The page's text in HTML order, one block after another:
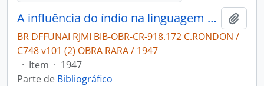
A influência do índio na linguagem brasileira conferência: proferida pelo Prof. Nelson de Senna da Universidade de Minas Gerais, na sessão de encerramento da Semana do Índio, a 30 de abril de 1946.
BR DFFUNAI RJMI BIB-OBR-CR-918.172 C.RONDON /
C748 v101 (2) OBRA RARA / 1947
· Item · 1947
Parte de Bibliográfico